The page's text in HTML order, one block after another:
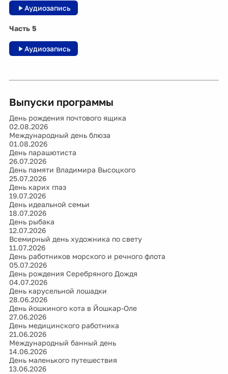
Аудиозапись
Часть 5
Аудиозапись
Выпуски программы
День рождения почтового ящика
02.08.2026
Международный день блюза
01.08.2026
День парашютиста
26.07.2026
День памяти Владимира Высоцкого
25.07.2026
День карих глаз
19.07.2026
День идеальной семьи
18.07.2026
День рыбака
12.07.2026
Всемирный день художника по свету
11.07.2026
День работников морского и речного флота
05.07.2026
День рождения Серебряного Дождя
04.07.2026
День карусельной лошадки
28.06.2026
День йошкиного кота в Йошкар-Оле
27.06.2026
День медицинского работника
21.06.2026
Международный банный день
14.06.2026
День маленького путешествия
13.06.2026